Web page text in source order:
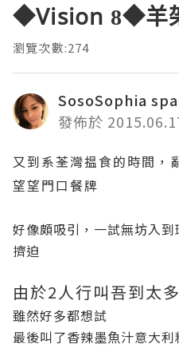
◆Vision 8◆羊
瀏覽次數:274
SosoSophia
發佈於
又到系荃灣揾食的時間
望望門口餐牌
好像頗吸引，一試無坊入
擠迫
由於2人行叫吾到太
雖然好多都想試
最後叫了香辣墨魚汁意大